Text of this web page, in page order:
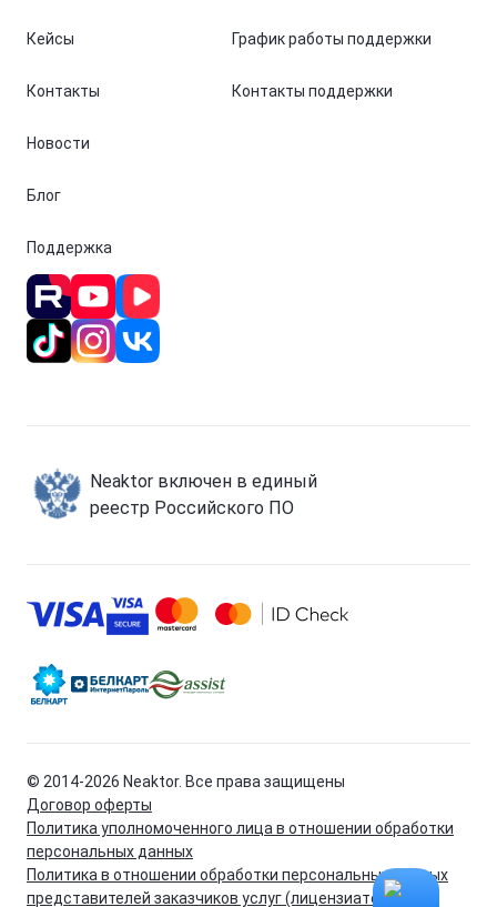
Кейсы
Контакты
Новости
Блог
Поддержка
График работы поддержки
Контакты поддержки
Neaktor включен в единый
реестр Российского ПО
© 2014-2026 Neaktor. Все права защищены
Договор оферты
Политика уполномоченного лица в отношении обработки
персональных данных
Политика в отношении обработки персональных данных
представителей заказчиков услуг (лицензиатов)